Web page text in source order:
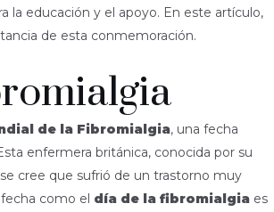
la educación y el apoyo. En este artículo,
de esta conmemoración.
de la Fibromialgia, una fecha
enfermera británica, conocida por su
cree que sufrió de un trastorno muy
como el día de la fibromialgia es